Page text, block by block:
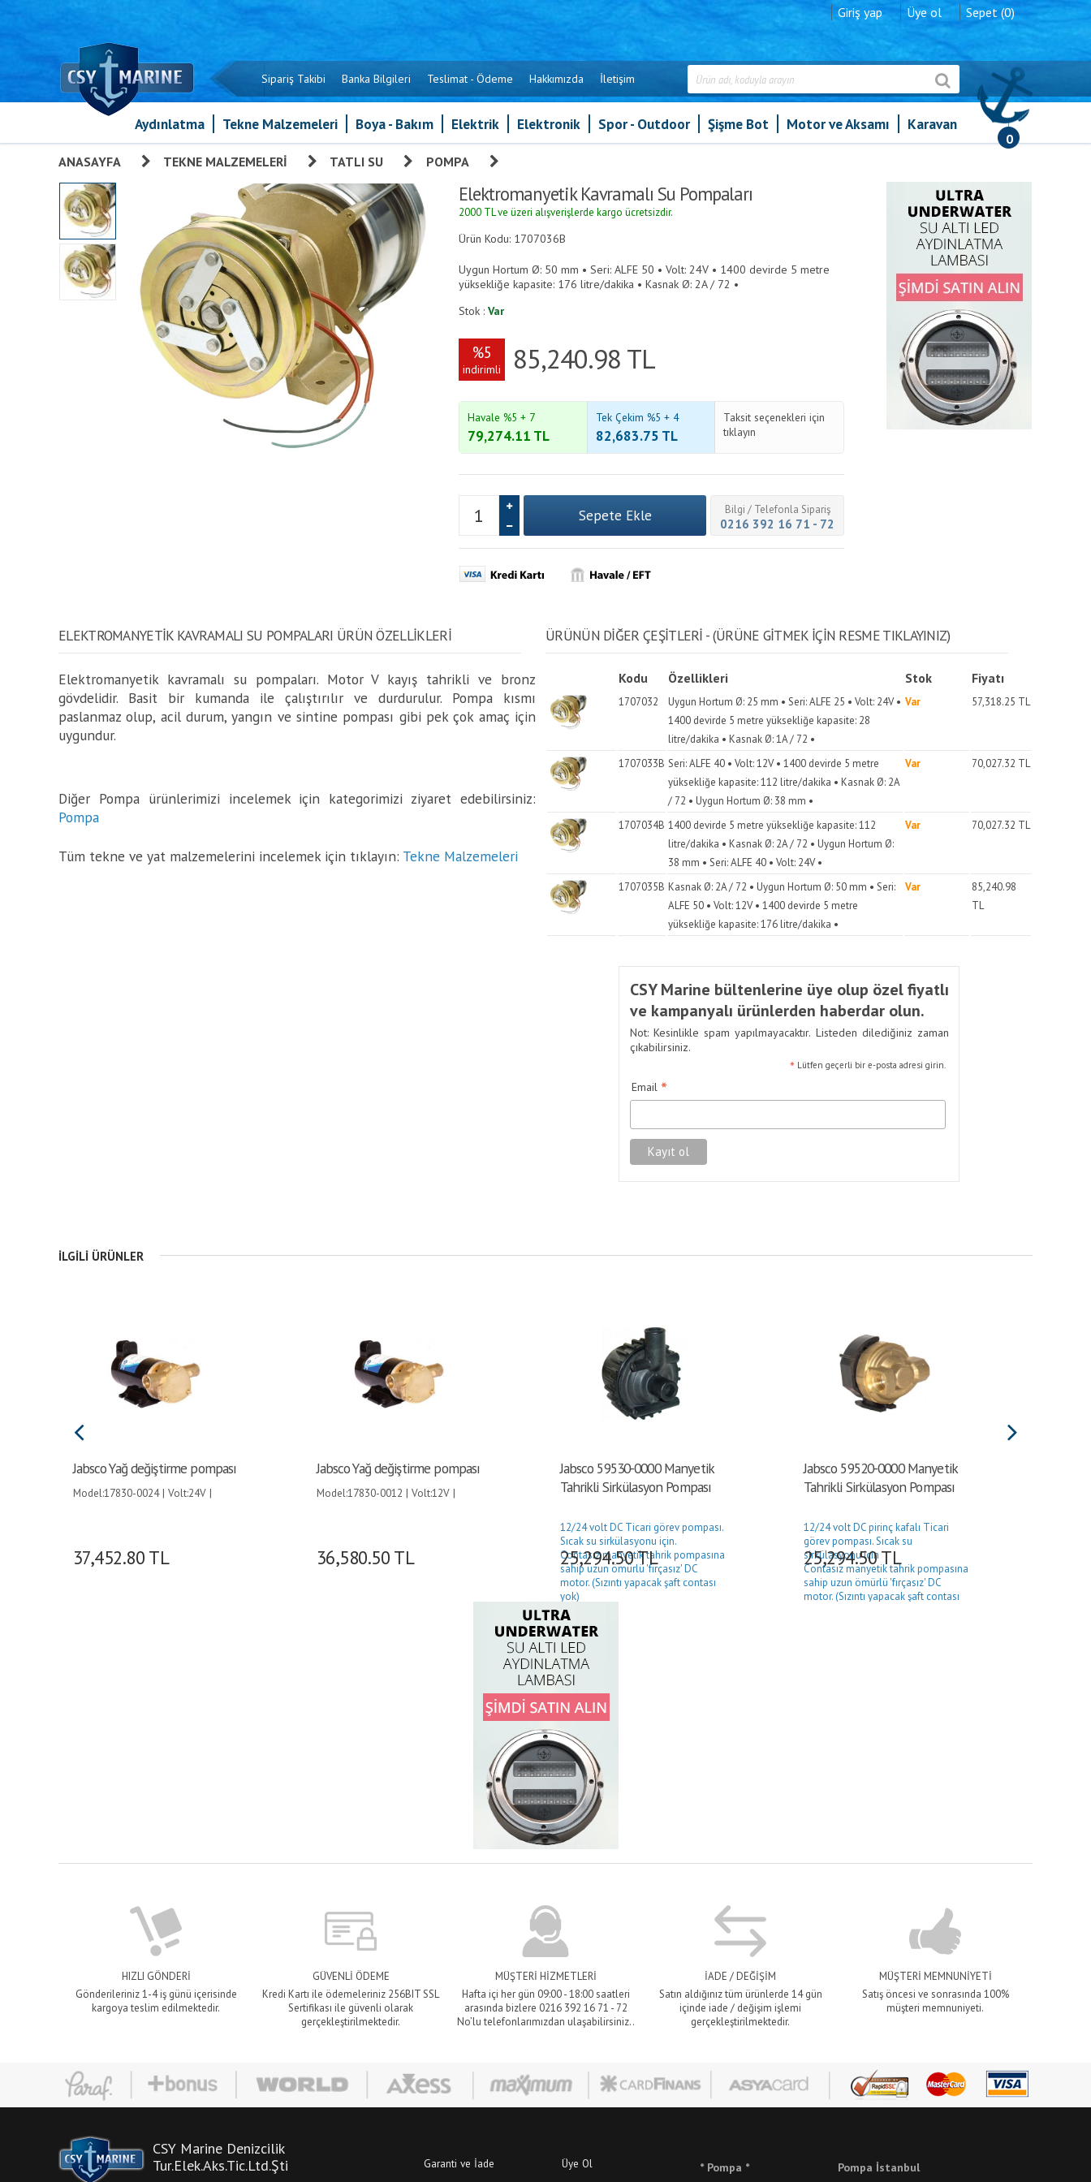
Giriş yap Üye ol Sepet (0)
Sipariş Takibi Banka Bilgileri Teslimat - Ödeme Hakkımızda İletişim
0
Aydınlatma Tekne Malzemeleri Boya - Bakım Elektrik Elektronik Spor - Outdoor Şişme Bot Motor ve Aksamı Karavan
ANASAYFA TEKNE MALZEMELERI TATLI SU POMPA
Elektromanyetik Kavramalı Su Pompaları
2000 TL ve üzeri alışverişlerde kargo ücretsizdir.
Ürün Kodu: 1707036B
Uygun Hortum Ø: 50 mm • Seri: ALFE 50 • Volt: 24V • 1400 devirde 5 metre
yüksekliğe kapasite: 176 litre/dakika • Kasnak Ø: 2A / 72 •
Stok : Var
%5
indirimli 85,240.98 TL
Havale %5 + 7
79,274.11 TL
Tek Çekim %5 + 4
82,683.75 TL
Taksit seçenekleri için
tıklayın
Bilgi / Telefonla Sipariş
0216 392 16 71 - 72
ELEKTROMANYETIK KAVRAMALI SU POMPALARI ÜRÜN ÖZELLİKLERİ
Elektromanyetik kavramalı su pompaları. Motor V kayış tahrikli ve bronz
gövdelidir. Basit bir kumanda ile çalıştırılır ve durdurulur. Pompa kısmı
paslanmaz olup, acil durum, yangın ve sintine pompası gibi pek çok amaç için
uygundur.
Diğer Pompa ürünlerimizi incelemek için kategorimizi ziyaret edebilirsiniz:
Pompa
Tüm tekne ve yat malzemelerini incelemek için tıklayın: Tekne Malzemeleri
ÜRÜNÜN DİĞER ÇEŞİTLERİ - (ÜRÜNE GITMEK IÇIN RESME TIKLAYINIZ)
Kodu Özellikleri Stok Fiyatı
1707032
Uygun Hortum Ø: 25 mm • Seri: ALFE 25 • Volt: 24V •
1400 devirde 5 metre yüksekliğe kapasite: 28
litre/dakika • Kasnak Ø: 1A / 72 •
Var 57,318.25 TL
1707033B Seri: ALFE 40 • Volt: 12V • 1400 devirde 5 metre
yüksekliğe kapasite: 112 litre/dakika • Kasnak Ø: 2A
/ 72 • Uygun Hortum Ø: 38 mm •
Var 70,027.32 TL
1707034B 1400 devirde 5 metre yüksekliğe kapasite: 112
litre/dakika • Kasnak Ø: 2A / 72 • Uygun Hortum Ø:
38 mm • Seri: ALFE 40 • Volt: 24V •
Var 70,027.32 TL
1707035B Kasnak Ø: 2A / 72 • Uygun Hortum Ø: 50 mm • Seri:
ALFE 50 • Volt: 12V • 1400 devirde 5 metre
yüksekliğe kapasite: 176 litre/dakika •
Var
85,240.98
TL
CSY Marine bültenlerine üye olup özel fiyatlı
ve kampanyalı ürünlerden haberdar olun.
Not: Kesinlikle spam yapılmayacaktır. Listeden dilediğiniz zaman
çıkabilirsiniz.
* Lütfen geçerli bir e-posta adresi girin.
Email *
İLGILI ÜRÜNLER
Jabsco Yağ değiştirme pompası
Model:17830-0024 | Volt:24V |
37,452.80 TL
Jabsco Yağ değiştirme pompası
Model:17830-0012 | Volt:12V |
36,580.50 TL
Jabsco 59530-0000 Manyetik
Tahrikli Sirkülasyon Pompası
12/24 volt DC Ticari görev pompası.
Sıcak su sirkülasyonu için.
Contasız manyetik tahrik pompasına
sahip uzun ömürlü 'fırçasız' DC
motor. (Sızıntı yapacak şaft contası
yok)
Voltaj aralığı 8 ila 24V DC
Dakikada 6 galona (28 Litre) kadar
açık akış
Ayarlanabilir güç tüketimi – yüksek
verimlilik (0,25 ila 1,8 amper)
Değişken akış – 5 ayar
25,294.50TL
Jabsco 59520-0000 Manyetik
Tahrikli Sirkülasyon Pompası
12/24 volt DC pirinç kafalı Ticari
görev pompası. Sıcak su
sirkülasyonu için
Contasız manyetik tahrik pompasına
sahip uzun ömürlü 'fırçasız' DC
motor. (Sızıntı yapacak şaft contası
25,294.50TL
HIZLI GÖNDERİ
Gönderileriniz 1-4 iş günü içerisinde
kargoya teslim edilmektedir.
GÜVENLİ ÖDEME
Kredi Kartı ile ödemeleriniz 256BIT SSL
Sertifikası ile güvenli olarak
gerçekleştirilmektedir.
MÜŞTERİ HİZMETLERİ
Hafta içi her gün 09:00 - 18:00 saatleri
arasında bizlere 0216 392 16 71 - 72
No’lu telefonlarımızdan ulaşabilirsiniz..
İADE / DEĞİŞİM
Satın aldığınız tüm ürünlerde 14 gün
içinde iade / değişim işlemi
gerçekleştirilmektedir.
MÜŞTERİ MEMNUNİYETİ
Satış öncesi ve sonrasında 100%
müşteri memnuniyeti.
CSY Marine Denizcilik
Tur.Elek.Aks.Tic.Ltd.Şti
Garanti ve İade
Üye Ol
* Pompa *
Pompa İstanbul